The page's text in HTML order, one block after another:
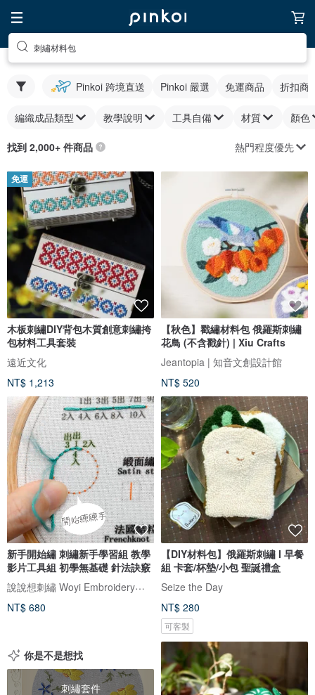
刺繡材料包
Pinkoi 跨境直送 Pinkoi 嚴選 免運商品 折扣商
編織成品類型 教學說明 工具自備 材質 顏色
找到 2,000+ 件商品 熱門程度優先
免運
木板刺繡DIY背包木質創意刺繡挎
包材料工具套裝
遠近文化
NT$ 1,213
【秋色】戳繡材料包 俄羅斯刺繡
花鳥 (不含戳針) | Xiu Crafts
Jeantopia | 知音文創設計館
NT$ 520
新手開始繡 刺繡新手學習組 教學
影片工具組 初學無基礎 針法訣竅
說說想刺繡 Woyi Embroidery－刺繡是生活中的一抹溫柔
NT$ 680
【DIY材料包】俄羅斯刺繡 I 早餐
組 卡套/杯墊/小包 聖誕禮盒
Seize the Day
NT$ 280
可客製
你是不是想找
刺繡套件